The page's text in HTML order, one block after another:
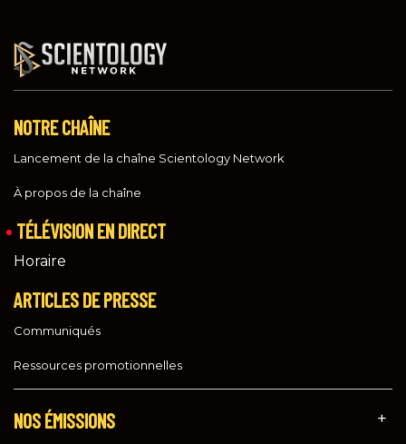
NOTRE CHAÎNE
Lancement de la chaîne Scientology Network
À propos de la chaîne
TÉLÉVISION EN DIRECT
Horaire
ARTICLES DE PRESSE
Communiqués
Ressources promotionnelles
NOS ÉMISSIONS